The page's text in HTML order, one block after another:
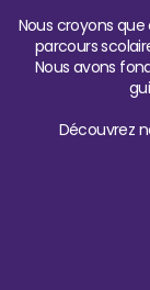
Nous croyons
parcours
Nous avons
Découvrez